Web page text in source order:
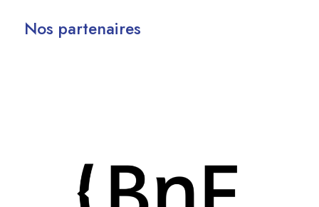
Nos partenaires